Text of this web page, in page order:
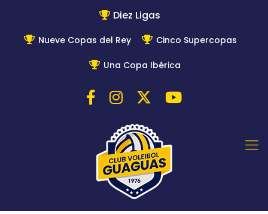
Diez Ligas
Nueve Copas del Rey Cinco Supercopas
Una Copa Ibérica